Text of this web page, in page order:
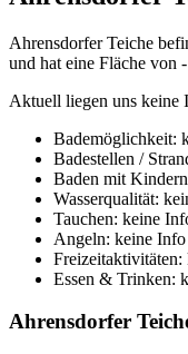
Ahrensdorfer Teiche
und hat eine Fläche von
Aktuell liegen uns keine
Bademöglichkeit:
Badestellen /
Baden mit
Wasserqualität:
Tauchen: keine
Angeln: keine Info
Essen & Trinken:
Ahrensdorfer